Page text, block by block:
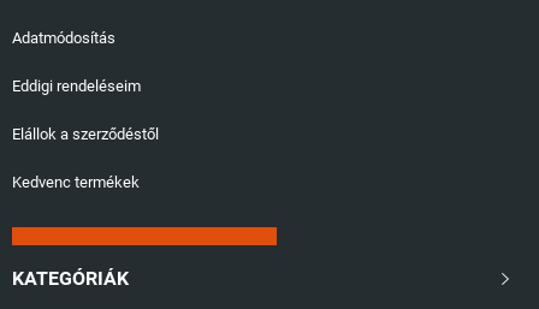
Adatmódosítás
Eddigi rendeléseim
Elállok a szerződéstől
Kedvenc termékek
KATEGÓRIÁK 